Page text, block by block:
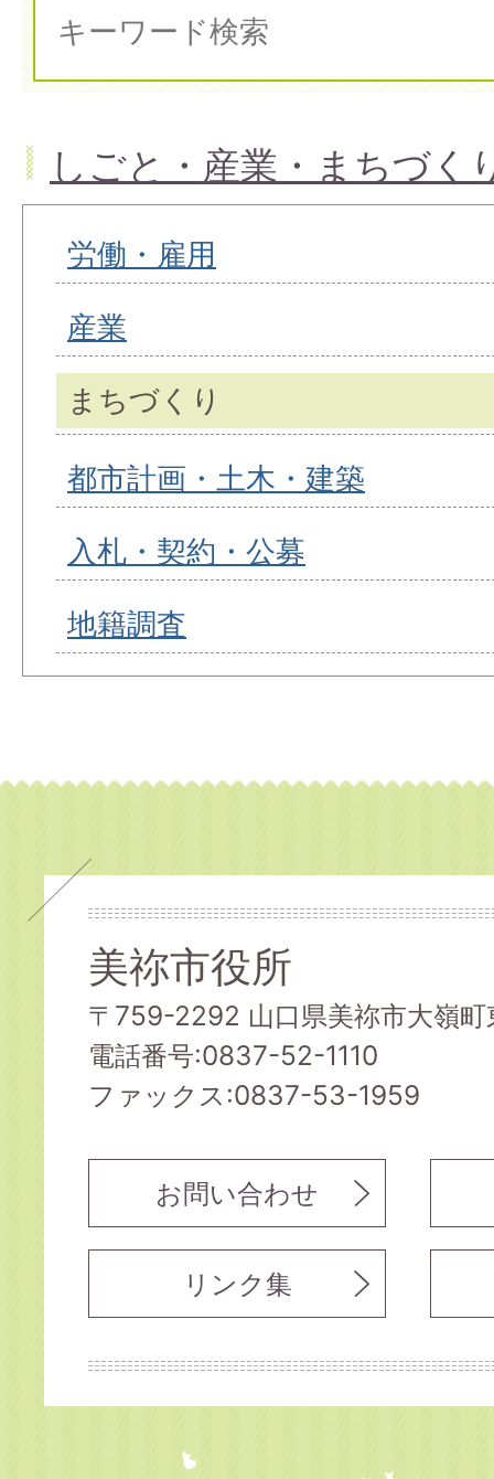
しごと・産業・まちづく
労働・雇用
産業
まちづくり
都市計画・土木・建築
入札・契約・公募
地籍調査
美祢市役所
〒759-2292 山口県美祢市大嶺
電話番号:0837-52-1110
ファックス:0837-53-1959
お問い合わせ
リンク集